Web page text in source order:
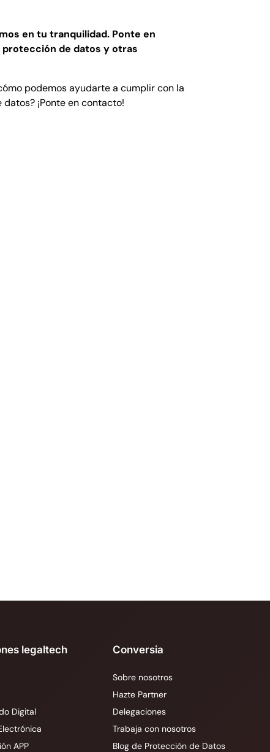
en tu tranquilidad. Ponte en
de datos y otras
podemos ayudarte a cumplir con la
datos?¡Ponte en contacto!
legaltech
Digital
APP
Conversia
Sobre nosotros
Hazte Partner
Delegaciones
Trabaja con nosotros
Blog de Protección de Datos